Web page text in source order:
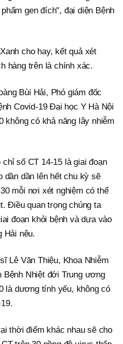
gen đích", đại diện Bệnh
cho hay, kết quả xét
hàng trên là chính xác.
Bùi Hải, Phó giám đốc
Covid-19 Đại học Y Hà Nội
không có khả năng lây nhiễm
số CT 14-15 là giai đoạn
dần dần lên hết chu kỳ sẽ
mỗi nơi xét nghiệm có thể
Điều quan trọng chúng ta
đoạn khỏi bệnh và dựa vào
Hải nêu.
Lê Văn Thiệu, Khoa Nhiễm
Bệnh Nhiệt đới Trung ương
là dương tính yếu, không có
thời điểm khác nhau sẽ cho